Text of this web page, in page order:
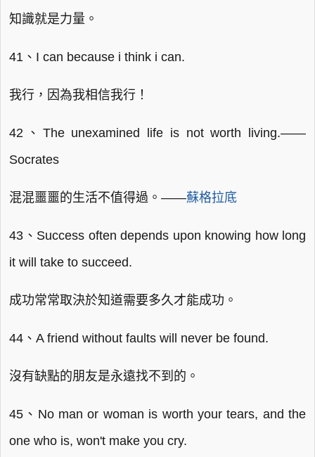
知識就是力量。
41、I can because i think i can.
我行，因為我相信我行！
42、The unexamined life is not worth living.——
Socrates
混混噩噩的生活不值得過。——蘇格拉底
43、Success often depends upon knowing how long
it will take to succeed.
成功常常取決於知道需要多久才能成功。
44、A friend without faults will never be found.
沒有缺點的朋友是永遠找不到的。
45、No man or woman is worth your tears, and the
one who is, won't make you cry.